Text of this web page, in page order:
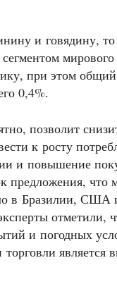
и говядину,
при этом
0,4%.
позволит
к росту
и повышение
предложения, что
в Бразилии,
отметили,
и погодных
является